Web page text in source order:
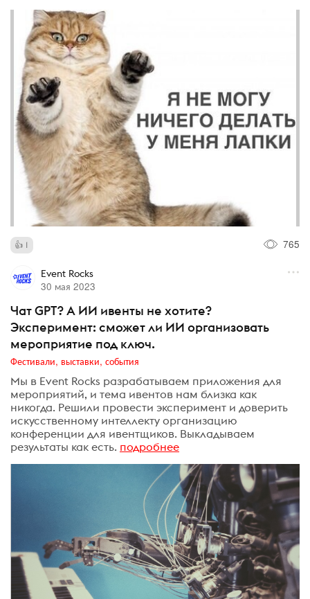
1 765
Event Rocks
30 мая 2023
Чат GPT? А ИИ ивенты не хотите?
Эксперимент: сможет ли ИИ организовать
мероприятие под ключ.
Фестивали, выставки, события
Мы в Event Rocks разрабатываем приложения для
мероприятий, и тема ивентов нам близка как
никогда. Решили провести эксперимент и доверить
искусственному интеллекту организацию
конференции для ивентщиков. Выкладываем
результаты как есть. подробнее